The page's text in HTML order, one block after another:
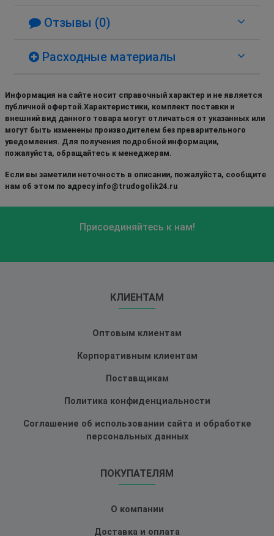
Отзывы (0)
Расходные материалы
Информация на сайте носит справочный характер и не является
публичной офертой.Характеристики, комплект поставки и
внешний вид данного товара могут отличаться от указанных или
могут быть изменены производителем без преварительного
уведомления. Для получения подробной информации,
пожалуйста, обращайтесь к менеджерам.
Если вы заметили неточность в описании, пожалуйста, сообщите
нам об этом по адресу info@trudogolik24.ru
Присоединяйтесь к нам!
КЛИЕНТАМ
Оптовым клиентам
Корпоративным клиентам
Поставщикам
Политика конфиденциальности
Соглашение об использовании сайта и обработке
персональных данных
ПОКУПАТЕЛЯМ
О компании
Доставка и оплата